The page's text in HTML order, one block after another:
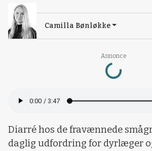
Annonce
Loading...
Camilla Bønløkke
Diarré hos de fravænnede
daglig udfordring for dyrlæger